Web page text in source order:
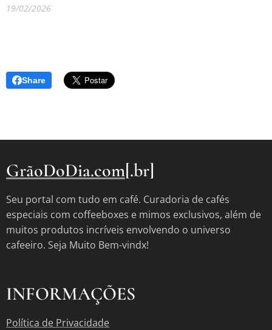
19/02/2026
Share
GrãoDoDia.com[.br]
Seu portal com tudo em café. Curadoria de cafés
especiais com coffeeboxes e mimos exclusivos, além de
muitos produtos incríveis envolvendo o universo
cafeeiro. Seja Muito Bem-vindx!
INFORMAÇÕES
Política de Privacidade